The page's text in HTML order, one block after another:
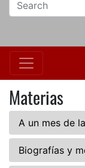
Materias
A un mes de
Biografías y